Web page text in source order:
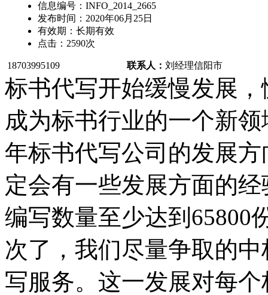
信息编号： INFO_2014_2665
发布时间： 2020年06月25日
有效期： 长期有效
点击： 2590次
18703995109 联系人： 刘经理信阳市
标书代写开始缓慢发展
成为标书行业的一个新
年标书代写公司的发展
定会有一些发展方面的
编写数量至少达到65800
次了，我们尽量争取的
写服务。这一发展对每